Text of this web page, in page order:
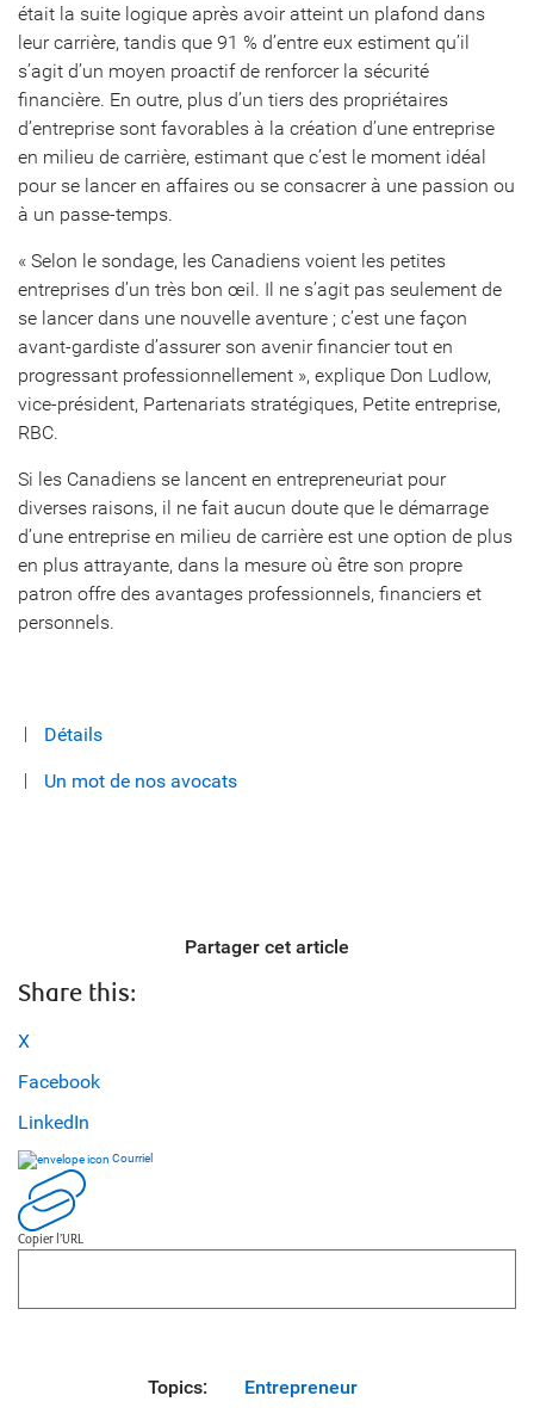
était la suite logique après avoir atteint un plafond dans
leur carrière, tandis que 91 % d’entre eux estiment qu’il
s’agit d’un moyen proactif de renforcer la sécurité
financière. En outre, plus d’un tiers des propriétaires
d’entreprise sont favorables à la création d’une entreprise
en milieu de carrière, estimant que c’est le moment idéal
pour se lancer en affaires ou se consacrer à une passion ou
à un passe-temps.
« Selon le sondage, les Canadiens voient les petites
entreprises d’un très bon œil. Il ne s’agit pas seulement de
se lancer dans une nouvelle aventure ; c’est une façon
avant-gardiste d’assurer son avenir financier tout en
progressant professionnellement », explique Don Ludlow,
vice-président, Partenariats stratégiques, Petite entreprise,
RBC.
Si les Canadiens se lancent en entrepreneuriat pour
diverses raisons, il ne fait aucun doute que le démarrage
d’une entreprise en milieu de carrière est une option de plus
en plus attrayante, dans la mesure où être son propre
patron offre des avantages professionnels, financiers et
personnels.
Détails
Un mot de nos avocats
Partager cet article
Share this:
X
Facebook
LinkedIn
Courriel
Copier l’URL
Topics: Entrepreneur